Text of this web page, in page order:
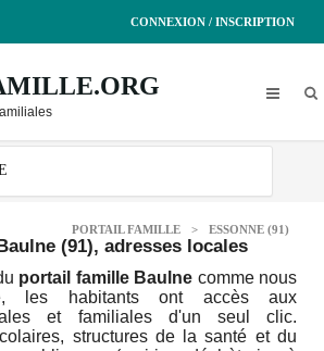
CONNEXION / INSCRIPTION
PORTAIL FAMILLE > ESSONNE (91)
(91), adresses locales
portail famille Baulne comme nous
les habitants ont accès aux
et familiales d'un seul clic.
structures de la santé et du